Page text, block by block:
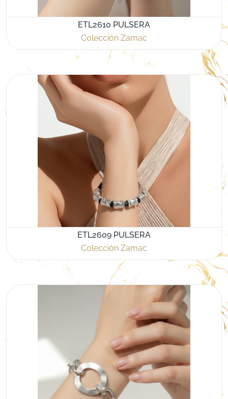
ETL2610 PULSERA
Colección Zamac
ETL2609 PULSERA
Colección Zamac